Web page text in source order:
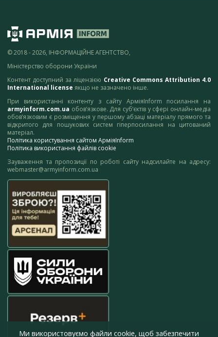
© 2018 - 2026, ІНФОРМАЦІЙНЕ АГЕНТСТВО,
Міністерство оборони України
Контент доступний за ліцензією Creative Commons Attribution 4.0
International license якщо не зазначено інше.
При використанні контенту з сайту АрміяInform посилання на
armyinform.com.ua обов’язкове. Для суб’єктів у сфері онлайн-медіа
обов’язковим є розміщення у першому абзаці матеріалу прямого та
відкритого для пошукових систем гіперпосилання на цитований
матеріал.
Політика користування сайтом АрміяInform
Політика використання файлів cookie
Зауваження та пропозиції по роботі сайту надсилайте на адресу:
webmaster@armyinform.com.ua
Ми використовуємо файли cookie, щоб забезпечити